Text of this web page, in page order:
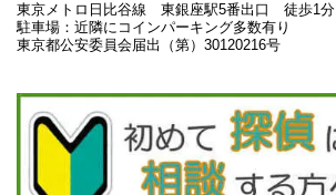
東京メトロ日比谷線 東銀座駅5番出口 徒歩1分
駐車場：近隣にコインパーキング多数有り
東京都公安委員会届出（第）30120216号